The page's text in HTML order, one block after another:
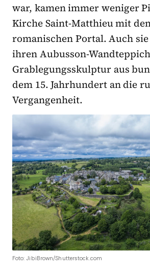
war, kamen immer weniger
Kirche Saint-Matthieu mit
romanischen Portal. Auch
ihren Aubusson-
Grablegungsskulptur aus
dem 15. Jahrhundert an die
Vergangenheit.
Foto: JibiBrown/Shutterstock.com